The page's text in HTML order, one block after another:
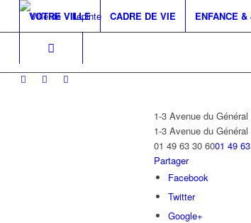
VOTRE VILLE CADRE DE VIE ENFANCE
1-3 Avenue du
1-3 Avenue du
01 49 63 30 6001 49
Partager
Facebook
Twitter
Google+